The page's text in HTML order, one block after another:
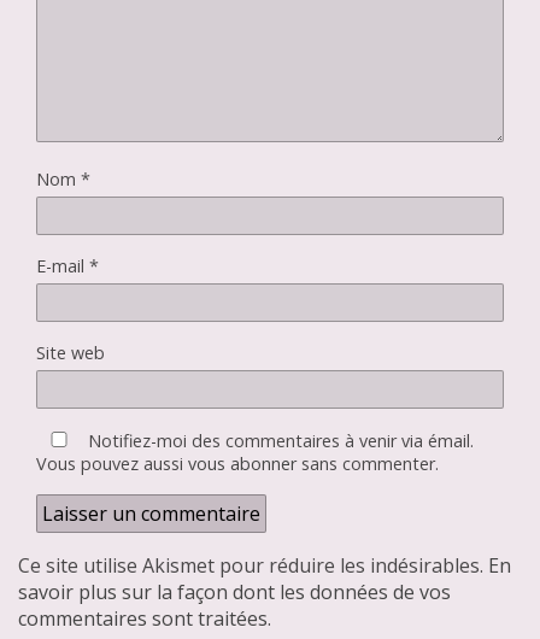
Nom *
E-mail *
Site web
Notifiez-moi des commentaires à venir via émail.
Vous pouvez aussi vous abonnersans commenter.
Ce site utilise Akismet pour réduire les indésirables. En
savoir plus sur la façon dont les données de vos
commentaires sont traitées.